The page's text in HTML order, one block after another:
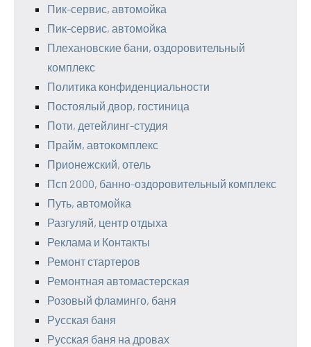
Пик-сервис, автомойка
Пик-сервис, автомойка
Плехановские бани, оздоровительный
комплекс
Политика конфиденциальности
Постоялый двор, гостиница
Поти, детейлинг-студия
Прайм, автокомплекс
Прионежский, отель
Псп 2000, банно-оздоровительный комплекс
Путь, автомойка
Разгуляй, центр отдыха
Реклама и Контакты
Ремонт стартеров
Ремонтная автомастерская
Розовый фламинго, баня
Русская баня
Русская баня на дровах